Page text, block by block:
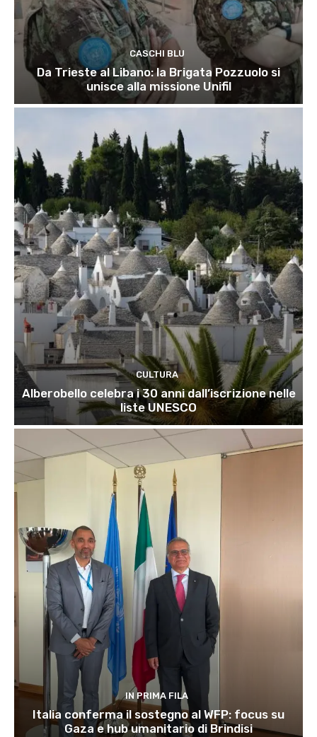
CASCHI BLU
Da Trieste al Libano: la Brigata Pozzuolo si
unisce alla missione Unifil
CULTURA
Alberobello celebra i 30 anni dall’iscrizione nelle
liste UNESCO
IN PRIMA FILA
Italia conferma il sostegno al WFP: focus su
Gaza e hub umanitario di Brindisi